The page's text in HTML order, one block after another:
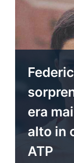
era
alto in
ATP